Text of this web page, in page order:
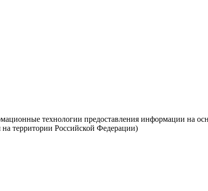
технологии предоставления информации на
территории Российской Федерации)